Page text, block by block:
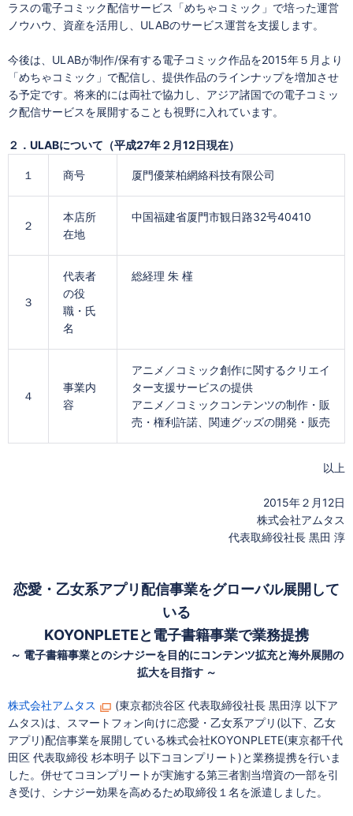
ラスの電子コミック配信サービス「めちゃコミック」で培った運営
ノウハウ、資産を活用し、ULABのサービス運営を支援します。
今後は、ULABが制作/保有する電子コミック作品を2015年５月より
「めちゃコミック」で配信し、提供作品のラインナップを増加させ
る予定です。将来的には両社で協力し、アジア諸国での電子コミッ
ク配信サービスを展開することも視野に入れています。
２．ULABについて（平成27年２月12日現在）
１ 商号 厦門優莱柏網絡科技有限公司
２
本店所
在地
中国福建省厦門市観日路32号40410
３
代表者
の役
職・氏
名
総経理 朱 槿
４
事業内
容
アニメ／コミック創作に関するクリエイ
ター支援サービスの提供
アニメ／コミックコンテンツの制作・販
売・権利許諾、関連グッズの開発・販売
以上
2015年２月12日
株式会社アムタス
代表取締役社長 黒田 淳
恋愛・乙女系アプリ配信事業をグローバル展開して
いる
KOYONPLETEと電子書籍事業で業務提携
～ 電子書籍事業とのシナジーを目的にコンテンツ拡充と海外展開の
拡大を目指す ～
株式会社アムタス
(東京都渋谷区 代表取締役社長 黒田淳 以下ア
ムタス)は、スマートフォン向けに恋愛・乙女系アプリ(以下、乙女
アプリ)配信事業を展開している株式会社KOYONPLETE(東京都千代
田区 代表取締役 杉本明子 以下コヨンプリート)と業務提携を行いま
した。併せてコヨンプリートが実施する第三者割当増資の一部を引
き受け、シナジー効果を高めるため取締役１名を派遣しました。